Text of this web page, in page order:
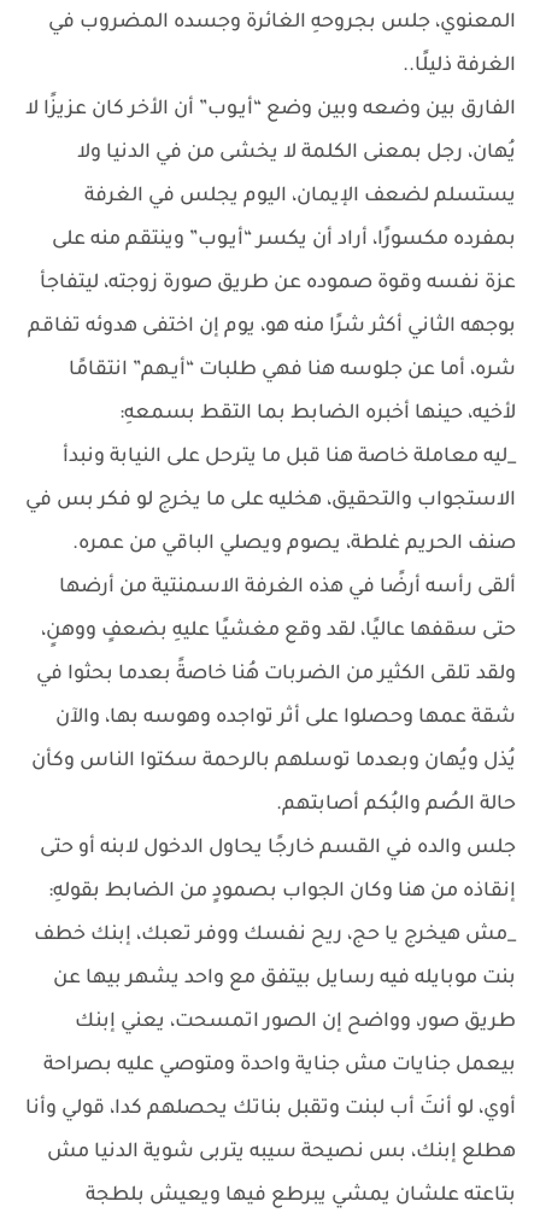
المعنوي، جلس بجروحهِ الغائرة وجسده المضروب في
الغرفة ذليلًا..
الفارق بين وضعه وبين وضع “أيـوب” أن الأخر كان عزيزًا لا
يُهان، رجل بمعنى الكلمة لا يخشى من في الدنيا ولا
يستسلم لضعف الإيمان، اليوم يجلس في الغرفة
بمفرده مكسورًا، أراد أن يكسر “أيـوب” وينتقم منه على
عزة نفسه وقوة صموده عن طريق صورة زوجته، ليتفاجأ
بوجهه الثاني أكثر شرًا منه هو، يوم إن اختفى هدوئه تفاقم
شره، أما عن جلوسه هنا فهي طلبات “أيـهم” انتقامًا
لأخيه، حينها أخبره الضابط بما التقط بسمعهِ:
_ليه معاملة خاصة هنا قبل ما يترحل على النيابة ونبدأ
الاستجواب والتحقيق، هخليه على ما يخرج لو فكر بس في
صنف الحريم غلطة، يصوم ويصلي الباقي من عمره.
ألقى رأسه أرضًا في هذه الغرفة الاسمنتية من أرضها
حتى سقفها عاليًا، لقد وقع مغشيًا عليهِ بضعفٍ ووهنٍ،
ولقد تلقى الكثير من الضربات هُنا خاصةً بعدما بحثوا في
شقة عمها وحصلوا على أثر تواجده وهوسه بها، والآن
يُذل ويُهان وبعدما توسلهم بالرحمة سكتوا الناس وكأن
حالة الصُم والبُكم أصابتهم.
جلس والده في القسم خارجًا يحاول الدخول لابنه أو حتى
إنقاذه من هنا وكان الجواب بصمودٍ من الضابط بقولهِ:
_مش هيخرج يا حج، ريح نفسك ووفر تعبك، إبنك خطف
بنت موبايله فيه رسايل بيتفق مع واحد يشهر بيها عن
طريق صور، وواضح إن الصور اتمسحت، يعني إبنك
بيعمل جنايات مش جناية واحدة ومتوصي عليه بصراحة
أوي، لو أنتَ أب لبنت وتقبل بناتك يحصلهم كدا، قولي وأنا
هطلع إبنك، بس نصيحة سيبه يتربى شوية الدنيا مش
بتاعته علشان يمشي يبرطع فيها ويعيش بلطجة